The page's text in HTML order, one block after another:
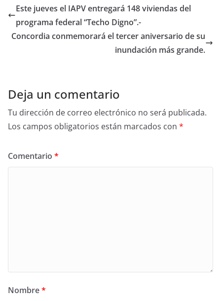
Este jueves el IAPV entregará 148 viviendas del
programa federal “Techo Digno”.-
Concordia conmemorará el tercer aniversario de su
inundación más grande.
Deja un comentario
Tu dirección de correo electrónico no será publicada.
Los campos obligatorios están marcados con *
Comentario *
Nombre*